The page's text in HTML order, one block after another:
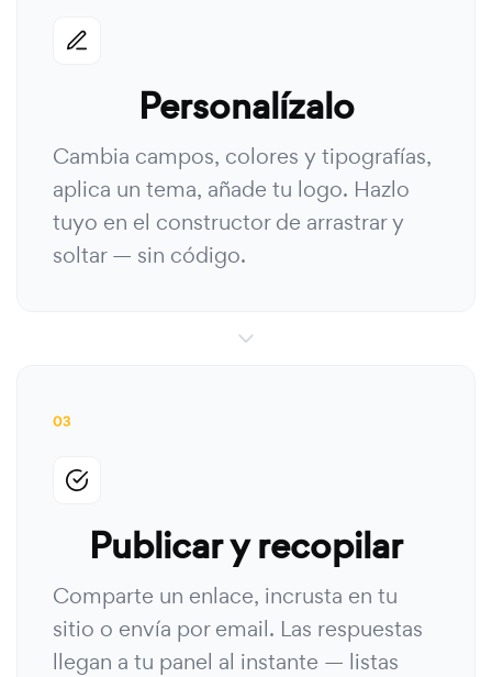
Personalízalo
Cambia campos, colores y tipografías,
aplica un tema, añade tu logo. Hazlo
tuyo en el constructor de arrastrar y
soltar — sin código.
03
Publicar y recopilar
Comparte un enlace, incrusta en tu
sitio o envía por email. Las respuestas
llegan a tu panel al instante — listas